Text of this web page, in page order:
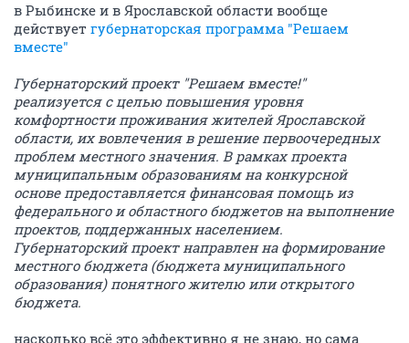
в Рыбинске и в Ярославской области вообще
действует губернаторская программа "Решаем
вместе"
Губернаторский проект "Решаем вместе!"
реализуется с целью повышения уровня
комфортности проживания жителей Ярославской
области, их вовлечения в решение первоочередных
проблем местного значения. В рамках проекта
муниципальным образованиям на конкурсной
основе предоставляется финансовая помощь из
федерального и областного бюджетов на выполнение
проектов, поддержанных населением.
Губернаторский проект направлен на формирование
местного бюджета (бюджета муниципального
образования) понятного жителю или открытого
бюджета.
насколько всё это эффективно я не знаю, но сама